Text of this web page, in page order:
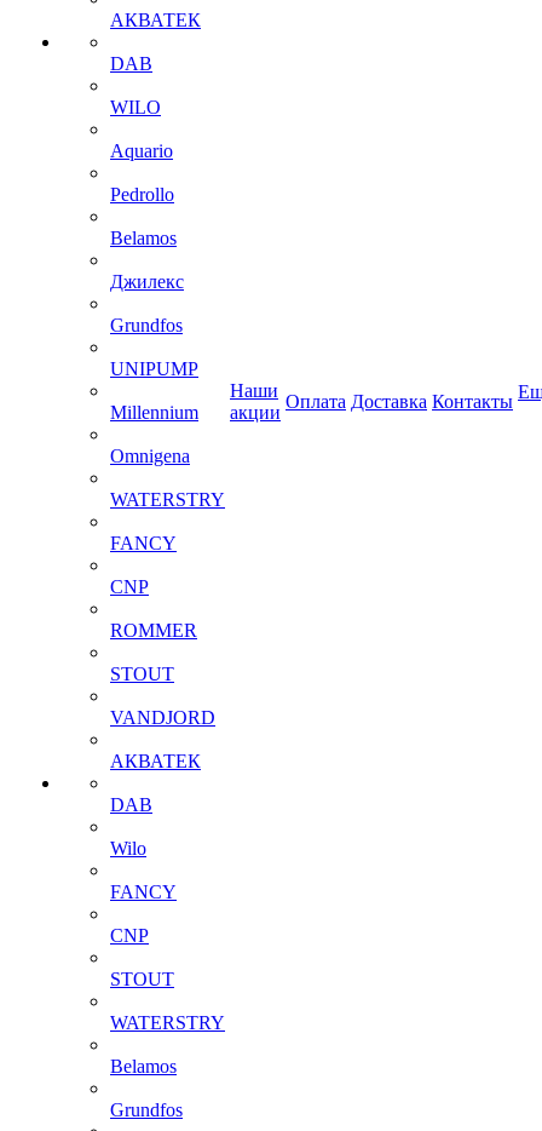
АКВАТЕК
DAB
WILO
Aquario
Pedrollo
Belamos
Джилекс
Grundfos
UNIPUMP
Millennium
Omnigena
WATERSTRY
FANCY
CNP
ROMMER
STOUT
VANDJORD
АКВАТЕК
DAB
Wilo
FANCY
CNP
STOUT
WATERSTRY
Belamos
Grundfos
Наши
акции
Оплата Доставка Контакты